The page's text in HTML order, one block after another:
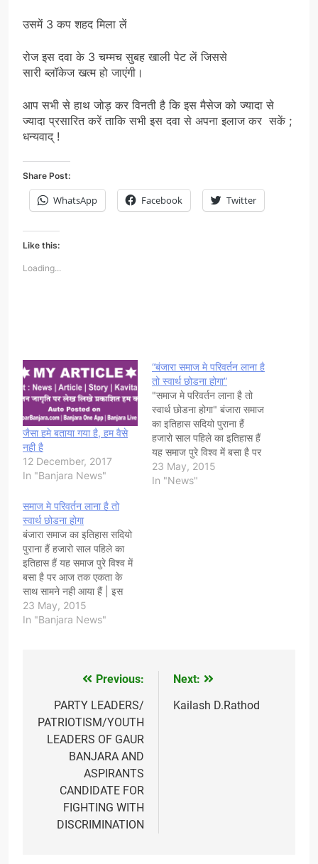
उसमें 3 कप शहद मिला लें
रोज इस दवा के 3 चम्मच सुबह खाली पेट लें जिससे
सारी ब्लॉकेज खत्म हो जाएंगी।
आप सभी से हाथ जोड़ कर विनती है कि इस मैसेज को ज्यादा से
ज्यादा प्रसारित करें ताकि सभी इस दवा से अपना इलाज कर सकें ;
धन्यवाद् !
Share Post:
WhatsApp Facebook Twitter
Like this:
Loading...
जैसा हमे बताया गया है, हम वैसे
नही है
12 December, 2017
In "Banjara News"
“बंजारा समाज मे परिवर्तन लाना है
तो स्वार्थ छोडना होगा”
"समाज मे परिवर्तन लाना है तो
स्वार्थ छोडना होगा" बंजारा समाज
का इतिहास सदियो पुराना हैं
हजारो साल पहिले का इतिहास हैं
यह समाज पुरे विश्व में बसा है पर
आज तक एकता के साथ सामने
नही आया हैं | इस बात को मेरे
23 May, 2015
In "News"
समाज मे परिवर्तन लाना है तो
स्वार्थ छोडना होगा
बंजारा समाज का इतिहास सदियो
पुराना हैं हजारो साल पहिले का
इतिहास हैं यह समाज पुरे विश्व में
बसा है पर आज तक एकता के
साथ सामने नही आया हैं | इस
बात को मेरे समाज के सारे भाई
बहन बुद्धजिवी लोग जानते हैं हमारा
23 May, 2015
In "Banjara News"
navigation
Previous:
PARTY LEADERS/
PATRIOTISM/YOUTH
LEADERS OF GAUR
BANJARA AND
ASPIRANTS
CANDIDATE FOR
FIGHTING WITH
DISCRIMINATION
Next:
Kailash D.Rathod